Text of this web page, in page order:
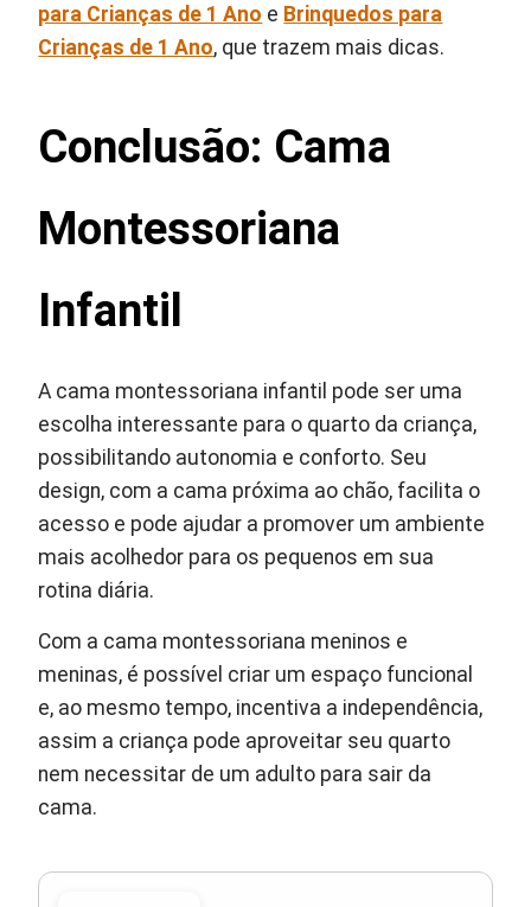
para Crianças de 1 Ano e Brinquedos para
Crianças de 1 Ano, que trazem mais dicas.
Conclusão: Cama
Montessoriana
Infantil
A cama montessoriana infantil pode ser uma
escolha interessante para o quarto da criança,
possibilitando autonomia e conforto. Seu
design, com a cama próxima ao chão, facilita o
acesso e pode ajudar a promover um ambiente
mais acolhedor para os pequenos em sua
rotina diária.
Com a cama montessoriana meninos e
meninas, é possível criar um espaço funcional
e, ao mesmo tempo, incentiva a independência,
assim a criança pode aproveitar seu quarto
nem necessitar de um adulto para sair da
cama.